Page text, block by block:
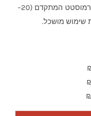
כ-4,000–7,000 ₪. החיסכון מגיע מהתרמוסטט המתקדם (20–